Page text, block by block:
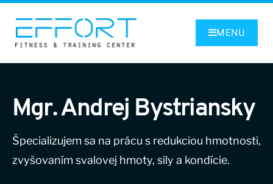
MENU
Mgr. Andrej Bystriansky
Špecializujem sa na prácu s redukciou hmotnosti,
zvyšovaním svalovej hmoty, sily a kondície.